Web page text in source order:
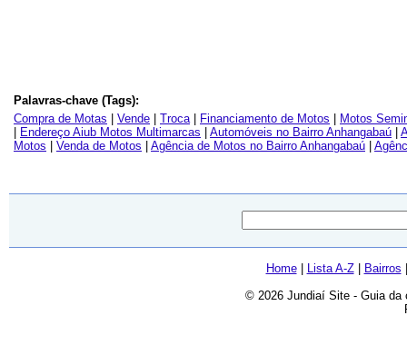
Palavras-chave (Tags):
Compra de Motas
Vende Troca| Financiamento de Motos
Motos
Endereço Aiub Motos Multimarcas Automóveis no Bairro Anhangabaú
Motos
Venda de Motos Agência de Motos no Bairro Anhangabaú
Home| Lista A-Z| Bairros
© 2026 Jundiaí Site - Guia